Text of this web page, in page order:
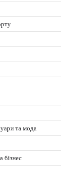
та мода
бізнес